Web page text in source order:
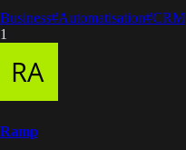
Business#Automatisation#CRM
1
Ramp